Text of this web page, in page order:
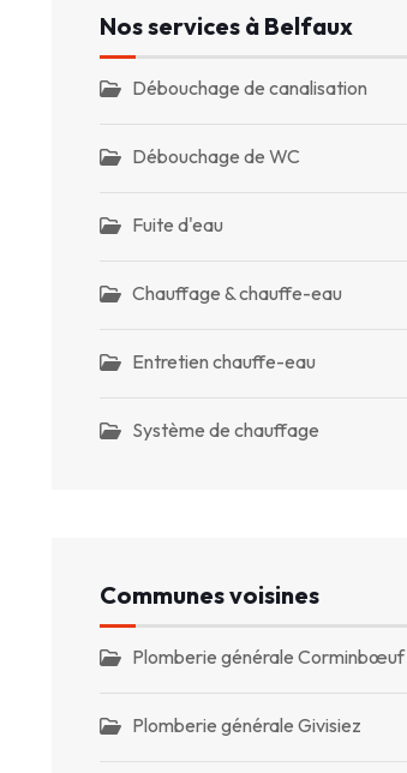
Nos services à Belfaux
Débouchage de canalisation
Débouchage de WC
Fuite d'eau
Chauffage & chauffe-eau
Entretien chauffe-eau
Système de chauffage
Communes voisines
Plomberie générale Corminbœuf
Plomberie générale Givisiez